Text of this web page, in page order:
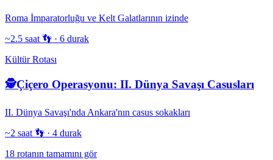
Roma İmparatorluğu ve Kelt Galatlarının izinde
~2.5 saat 👣 · 6 durak
Kültür Rotası
🕵️Çiçero Operasyonu: II. Dünya Savaşı Casusları
II. Dünya Savaşı'nda Ankara'nın casus sokakları
~2 saat 👣 · 4 durak
18 rotanın tamamını gör